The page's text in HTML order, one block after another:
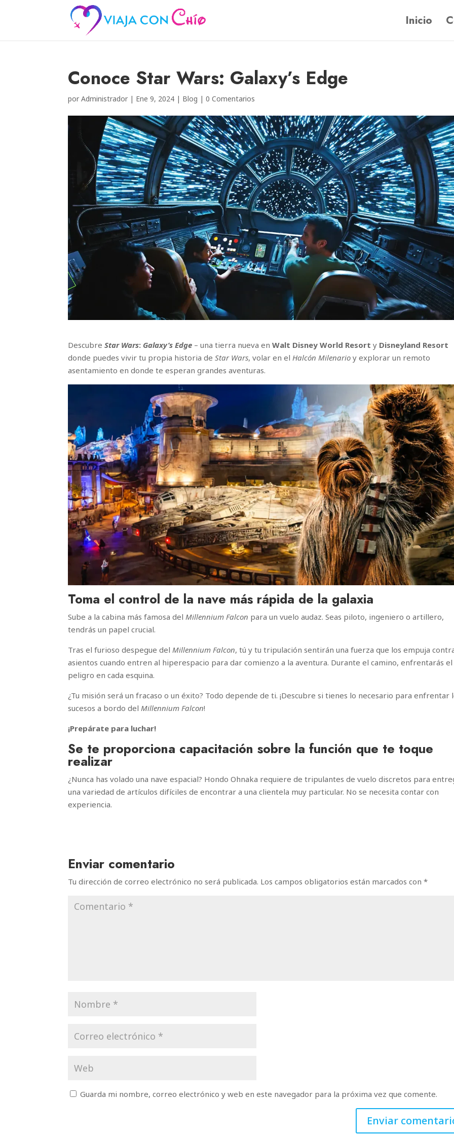
Inicio
Conoce Star Wars: Galaxy’s Edge
porAdministrador | Ene 9, 2024 | Blog |0 Comentarios
DescubreStar Wars: Galaxy’s Edge – una tierra nueva enWalt Disney World Resorty Disneyland Resort
donde puedes vivir tu propia historia deStar Wars, volar en elHalcón Milenario y explorar un remoto
asentamiento en donde te esperan grandes aventuras.
Toma el control de la nave más rápida de la galaxia
Sube a la cabina más famosa del Millennium Falcon para un vuelo audaz. Seas piloto, ingeniero o artillero,
tendrás un papel crucial.
Tras el furioso despegue del Millennium Falcon, tú y tu tripulación sentirán una fuerza que los empuja
asientos cuando entren al hiperespacio para dar comienzo a la aventura. Durante el camino, enfrentarás el
peligro en cada esquina.
¿Tu misión será un fracaso o un éxito? Todo depende de ti. ¡Descubre si tienes lo necesario para enfrentar
sucesos a bordo del Millennium Falcon!
¡Prepárate para luchar!
Se te proporciona capacitación sobre la función que te toque
realizar
¿Nunca has volado una nave espacial? Hondo Ohnaka requiere de tripulantes de vuelo discretos para
una variedad de artículos difíciles de encontrar a una clientela muy particular. No se necesita contar con
experiencia.
Enviar comentario
Tu dirección de correo electrónico no será publicada. Los campos obligatorios están marcados con*
Guarda mi nombre, correo electrónico y web en este navegador para la próxima vez que comente.